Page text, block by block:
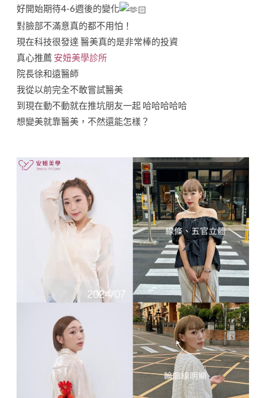
好開始期待4-6週後的變化
對臉部不滿意真的都不用怕！
現在科技很發達 醫美真的是非常棒的投資
真心推薦 安妞美學診所
院長徐和遠醫師
我從以前完全不敢嘗試醫美
到現在動不動就在推坑朋友一起 哈哈哈哈哈
想變美就靠醫美，不然還能怎樣？